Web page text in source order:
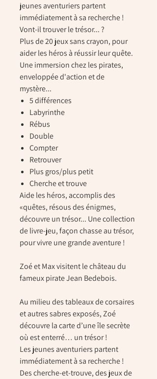
jeunes aventuriers partent
immédiatement à sa recherche !
Vont-il trouver le trésor... ?
Plus de 20 jeux sans crayon, pour
aider les héros à réussir leur quête.
Une immersion chez les pirates,
enveloppée d'action et de
mystère...
5 différences
Labyrinthe
Rébus
Double
Compter
Retrouver
Plus gros/plus petit
Cherche et trouve
Aide les héros, accomplis des
«quêtes, résous des énigmes,
découvre un trésor... Une collection
de livre-jeu, façon chasse au trésor,
pour vivre une grande aventure !
Zoé et Max visitent le château du
fameux pirate Jean Bedebois.
Au milieu des tableaux de corsaires
et autres sabres exposés, Zoé
découvre la carte d’une île secrète
où est enterré… un trésor !
Les jeunes aventuriers partent
immédiatement à sa recherche !
Des cherche-et-trouve, des jeux de